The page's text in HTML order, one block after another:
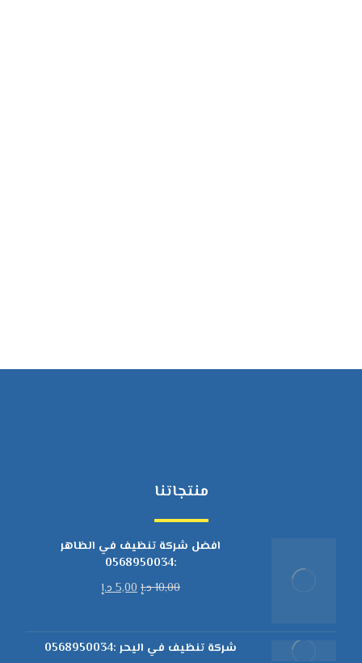
منتجاتنا
افضل شركة تنظيف في الظاهر
:0568950034
10,00د.إ5,00د.إ
شركة تنظيف في اليحر :0568950034